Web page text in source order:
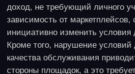
и нанимать профессиональных бариста. Но
бизнес достаточно доходный, особенно при
высокой скорости обслуживания и
взять профессиональное оборудование в
персонала нужно уделять больше внимания,
дизайну, так как поток клиентов большой.